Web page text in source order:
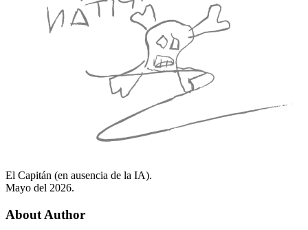
El Capitán (en ausencia de la IA).
Mayo del 2026.
About Author